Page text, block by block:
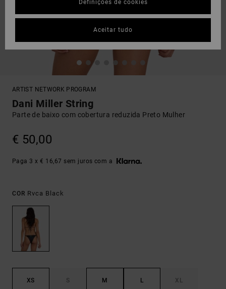
ARTIST NETWORK PROGRAM
Dani Miller String
Parte de baixo com cobertura reduzida Preto Mulher
€ 50,00
Paga 3 x € 16,67 sem juros com a
COR Rvca Black
XS S M L XL
Definições de cookies
Aceitar tudo